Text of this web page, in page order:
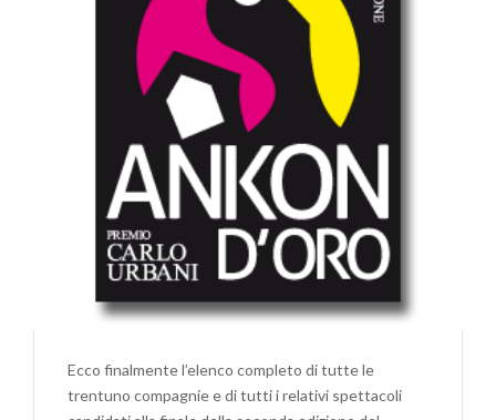
Ecco finalmente l’elenco completo di tutte le
trentuno compagnie e di tutti i relativi spettacoli